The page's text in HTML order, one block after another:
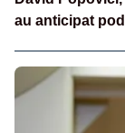
au anticipat